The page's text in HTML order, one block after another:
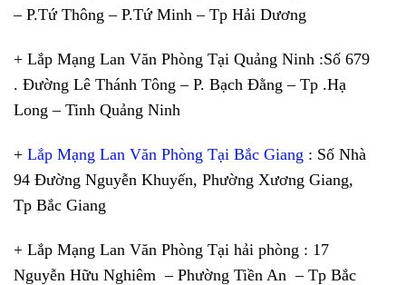
– P.Tứ Thông – P.Tứ Minh – Tp Hải Dương
+ Lắp Mạng Lan Văn Phòng Tại Quảng Ninh :Số 679
. Đường Lê Thánh Tông – P. Bạch Đằng – Tp .Hạ
Long – Tinh Quảng Ninh
+ Lắp Mạng Lan Văn Phòng Tại Bắc Giang : Số Nhà
94 Đường Nguyễn Khuyến, Phường Xương Giang,
Tp Bắc Giang
+ Lắp Mạng Lan Văn Phòng Tại hải phòng : 17
Nguyễn Hữu Nghiêm – Phường Tiền An – Tp Bắc